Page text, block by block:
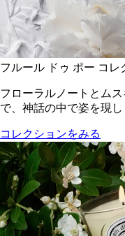
フルール ドゥ ポー コレ
フローラルノートとム
で、神話の中で姿を現し
コレクションをみる